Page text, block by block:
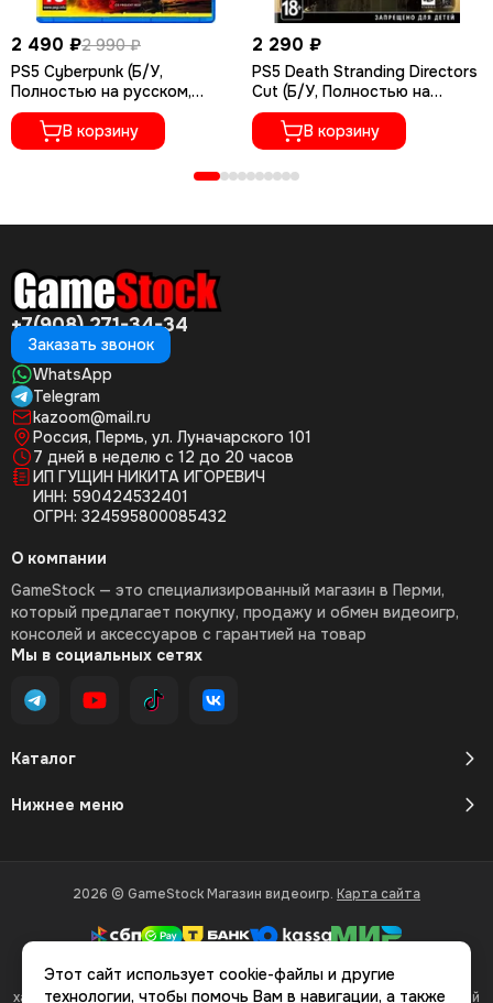
2 490 ₽2 990 ₽
PS5 Cyberpunk (Б/У,
Полностью на русском,
PPSA-04027)
В корзину
2 290 ₽
PS5 Death Stranding Directors
Cut (Б/У, Полностью на
русском языке, PPSA-01968)
В корзину
+7(908) 271-34-34
Заказать звонок
WhatsApp
Telegram
kazoom@mail.ru
Россия, Пермь, ул. Луначарского 101
7 дней в неделю с 12 до 20 часов
ИП ГУЩИН НИКИТА ИГОРЕВИЧ
ИНН: 590424532401
ОГРН: 324595800085432
Каталог
Нижнее меню
О компании
GameStock — это специализированный магазин в Перми,
который предлагает покупку, продажу и обмен видеоигр,
консолей и аксессуаров с гарантией на товар
Мы в социальных сетях
2026 © GameStock Магазин видеоигр. Карта сайта
Вся представленная на сайте информация, касающаяся
характеристик, стоимости товаров и услуг, носит информационный
Этот сайт использует cookie-файлы и другие
технологии, чтобы помочь Вам в навигации, а также